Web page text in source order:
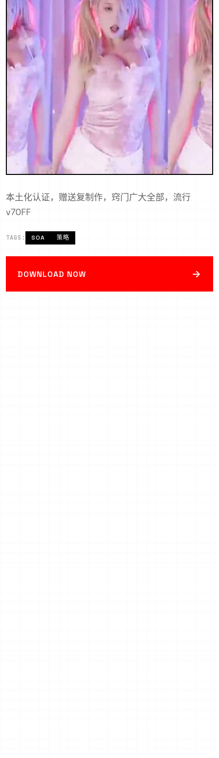
本土化认证，赠送复制作，窍门广大全部，流行
v70FF
TAGS: SOA 策略
DOWNLOAD NOW →